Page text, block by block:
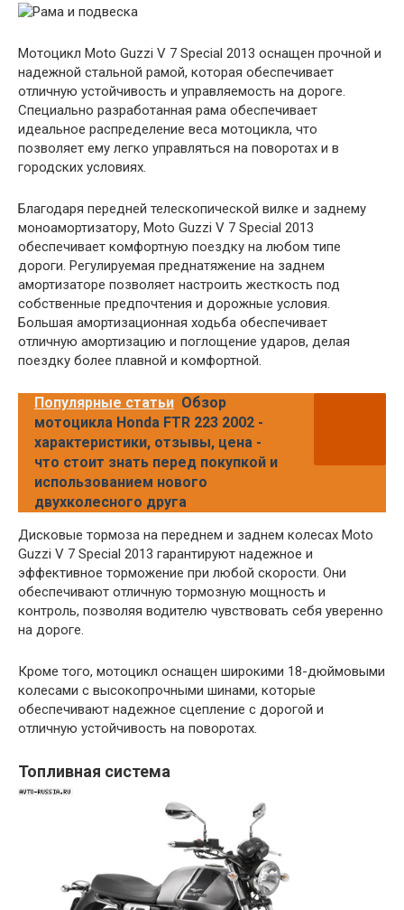
Мотоцикл Moto Guzzi V 7 Special 2013 оснащен прочной и
надежной стальной рамой, которая обеспечивает
отличную устойчивость и управляемость на дороге.
Специально разработанная рама обеспечивает
идеальное распределение веса мотоцикла, что
позволяет ему легко управляться на поворотах и в
городских условиях.
Благодаря передней телескопической вилке и заднему
моноамортизатору, Moto Guzzi V 7 Special 2013
обеспечивает комфортную поездку на любом типе
дороги. Регулируемая преднатяжение на заднем
амортизаторе позволяет настроить жесткость под
собственные предпочтения и дорожные условия.
Большая амортизационная ходьба обеспечивает
отличную амортизацию и поглощение ударов, делая
поездку более плавной и комфортной.
Популярные статьи Обзор
мотоцикла Honda FTR 223 2002 -
характеристики, отзывы, цена -
что стоит знать перед покупкой и
использованием нового
двухколесного друга
Дисковые тормоза на переднем и заднем колесах Moto
Guzzi V 7 Special 2013 гарантируют надежное и
эффективное торможение при любой скорости. Они
обеспечивают отличную тормозную мощность и
контроль, позволяя водителю чувствовать себя уверенно
на дороге.
Кроме того, мотоцикл оснащен широкими 18-дюймовыми
колесами с высокопрочными шинами, которые
обеспечивают надежное сцепление с дорогой и
отличную устойчивость на поворотах.
Топливная система